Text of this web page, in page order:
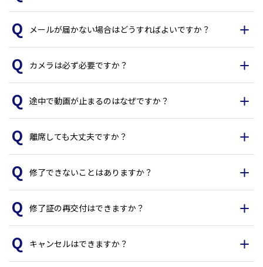
メールが届かない場合はどうすればよいですか？
カメラは必ず必要ですか？
途中で動画が止まるのはなぜですか？
離席しても大丈夫ですか？
修了できないことはありますか？
修了証の再交付はできますか？
キャンセルはできますか？